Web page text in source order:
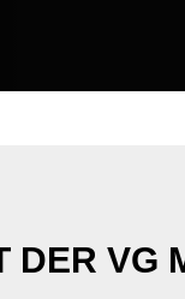
DER VG